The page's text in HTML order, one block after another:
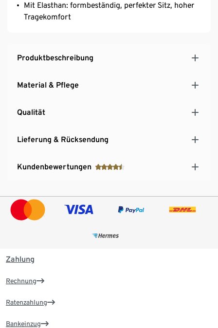
Mit Elasthan: formbeständig, perfekter Sitz, hoher
Tragekomfort
Produktbeschreibung
Material & Pflege
Qualität
Lieferung & Rücksendung
Kundenbewertungen
Zahlung
Rechnung
Ratenzahlung
Bankeinzug